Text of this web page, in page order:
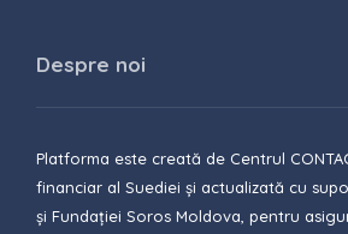
Despre noi
Platforma este creată de Centrul
financiar al Suediei și actualizată cu
și Fundației Soros Moldova, pentru